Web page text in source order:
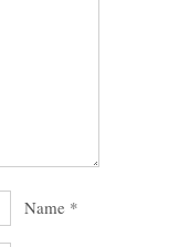
Name *